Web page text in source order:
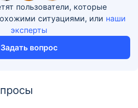
пользователи, которые
ситуациями, или наши
эксперты
Задать вопрос